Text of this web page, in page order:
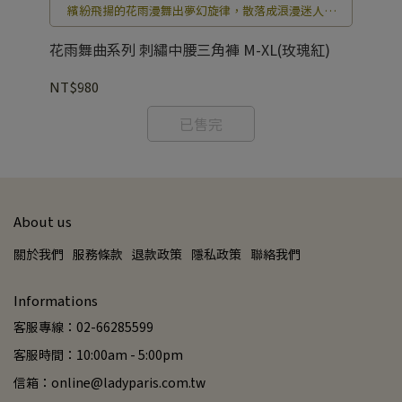
繽紛飛揚的花雨漫舞出夢幻旋律，散落成浪漫迷人的
美麗舞曲。
花雨舞曲系列 刺繡中腰三角褲 M-XL(玫瑰紅)
NT$980
已售完
About us
關於我們 服務條款 退款政策 隱私政策 聯絡我們
Informations
客服專線：02-66285599
客服時間：10:00am - 5:00pm
信箱：online@ladyparis.com.tw